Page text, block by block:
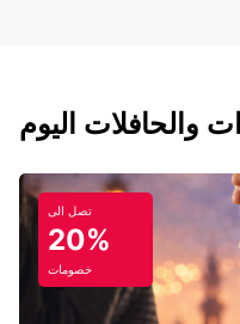
تصل الى
20%
خصومات